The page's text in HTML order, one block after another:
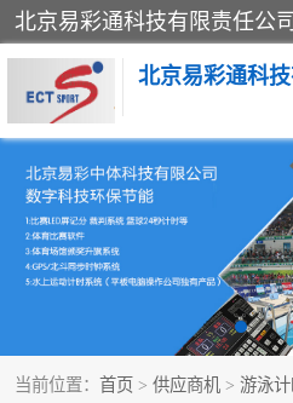
北京易彩通科
当前位置： 首页 > 供应商机 > 游泳
记分系统
智能颁奖旗系统
计时计分及成绩处理系统
体育场馆影像采集回放系